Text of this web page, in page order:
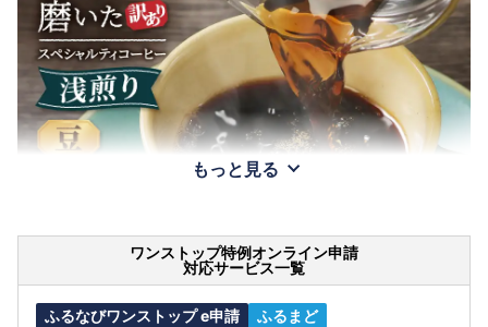
もっと見る
ワンストップ特例オンライン申請
対応サービス一覧
ふるなびワンストップ e申請
ふるまど